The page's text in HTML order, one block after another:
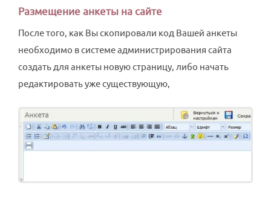
Размещение анкеты на сайте
После того, как Вы скопировали код Вашей анкеты
необходимо в системе администрирования сайта
создать для анкеты новую страницу, либо начать
редактировать уже существующую,